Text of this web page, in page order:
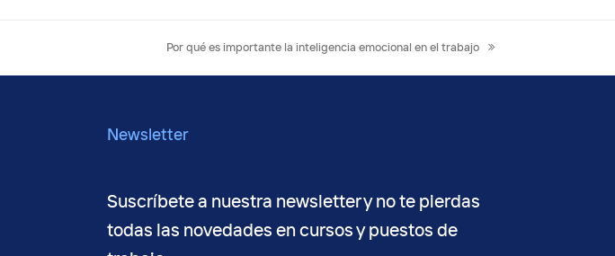
next
Por qué es importante la inteligencia emocional en el trabajo
Newsletter
Suscríbete a nuestra newsletter y no te pierdas
todas las novedades en cursos y puestos de